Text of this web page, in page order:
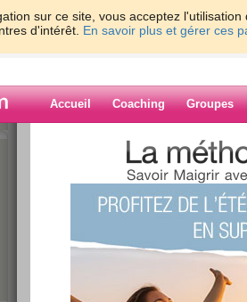
sur ce site, vous acceptez
d'intérêt. En savoir plus et gérer ces
Accueil Coaching Groupes
>
Blog de tikki54
21 - 30 31 - 40 41 - 45 »